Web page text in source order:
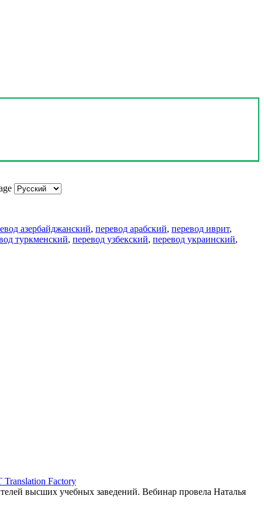
азербайджанский, перевод арабский, перевод иврит,
туркменский, перевод узбекский, перевод украинский,
Translation Factory
высших учебных заведений. Вебинар провела Наталья